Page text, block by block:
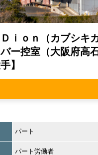
ｉｏｎ（カブシキ
ー控室（大阪府高
】
パート
パート労働者